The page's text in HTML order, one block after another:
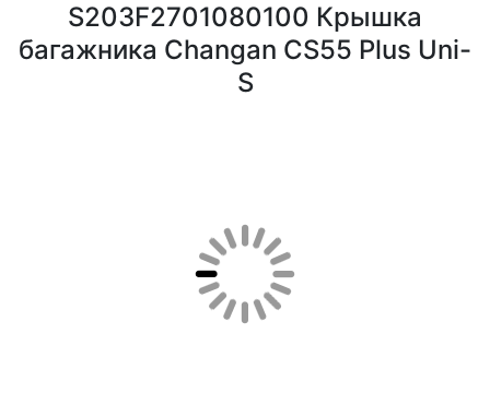
S203F2701080100 Крышка
багажника Changan CS55 Plus Uni-
S